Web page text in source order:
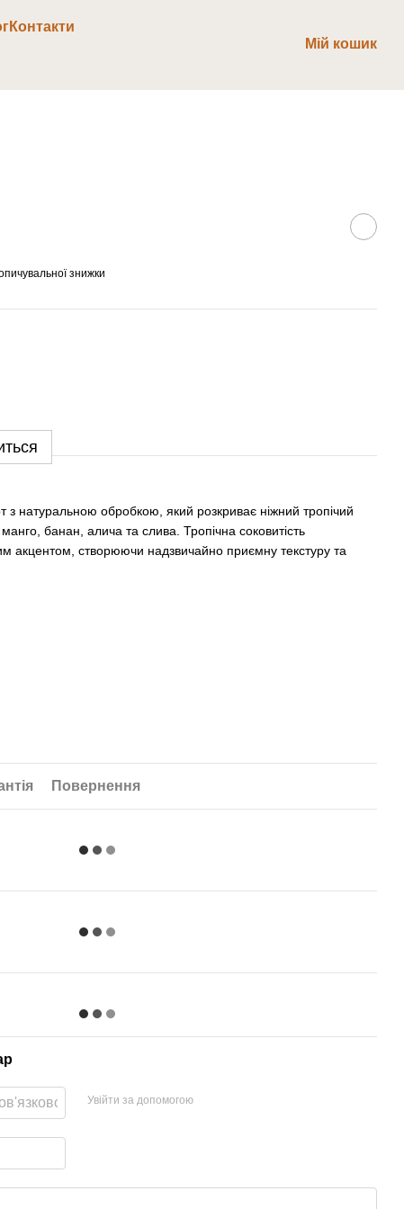
Контакти
Мій кошик
знижки
з натуральною обробкою, який розкриває ніжний тропічий
банан, алича та слива. Тропічна соковитість
акцентом, створюючи надзвичайно приємну текстуру та
Повернення
Увійти за допомогою